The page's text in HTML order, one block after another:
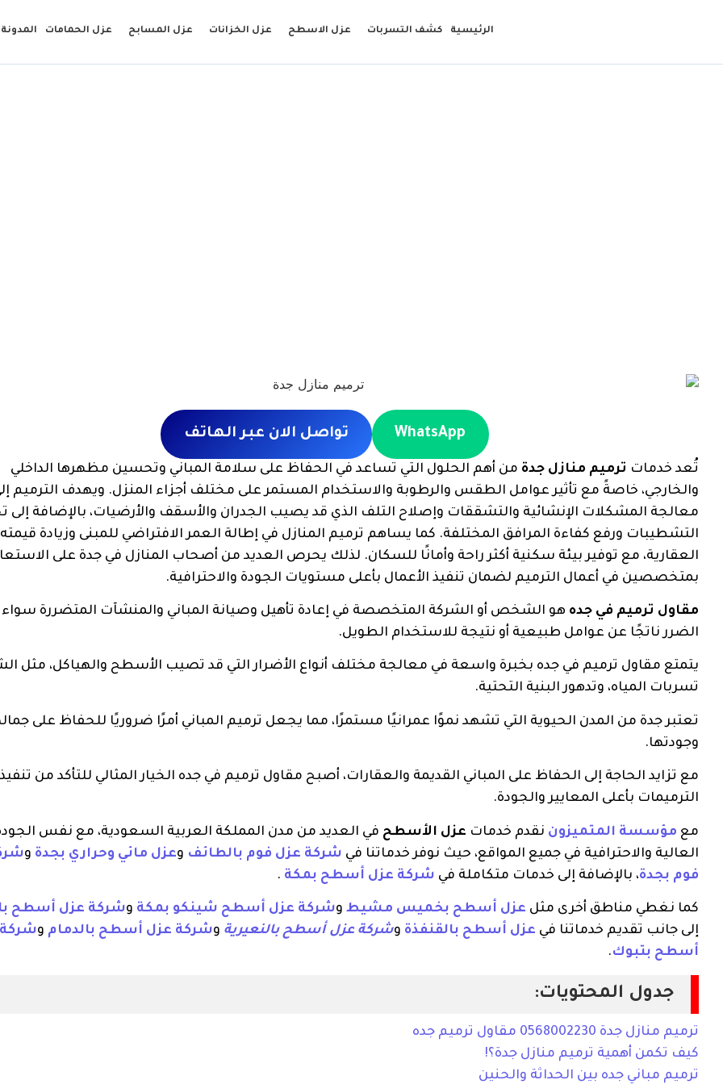
الرئيسية كشف التسربات عزل الاسطح عزل الخزانات عزل المسابح عزل الحمامات المدونة
WhatsApp تواصل الان عبر الهاتف
تُعد خدمات ترميم منازل جدة من أهم الحلول التي تساعد في الحفاظ على سلامة المباني وتحسين مظهرها الداخلي
والخارجي، خاصةً مع تأثير عوامل الطقس والرطوبة والاستخدام المستمر على مختلف أجزاء المنزل. ويهدف الترميم
معالجة المشكلات الإنشائية والتشققات وإصلاح التلف الذي قد يصيب الجدران والأسقف والأرضيات، بالإضافة إلى
التشطيبات ورفع كفاءة المرافق المختلفة. كما يساهم ترميم المنازل في إطالة العمر الافتراضي للمبنى وزيادة قيمته
العقارية، مع توفير بيئة سكنية أكثر راحة وأمانًا للسكان. لذلك يحرص العديد من أصحاب المنازل في جدة على
بمتخصصين في أعمال الترميم لضمان تنفيذ الأعمال بأعلى مستويات الجودة والاحترافية.
مقاول ترميم في جده هو الشخص أو الشركة المتخصصة في إعادة تأهيل وصيانة المباني والمنشآت المتضررة سواء
الضرر ناتجًا عن عوامل طبيعية أو نتيجة للاستخدام الطويل.
يتمتع مقاول ترميم في جده بخبرة واسعة في معالجة مختلف أنواع الأضرار التي قد تصيب الأسطح والهياكل، مثل
تسربات المياه، وتدهور البنية التحتية.
تعتبر جدة من المدن الحيوية التي تشهد نموًا عمرانيًا مستمرًا، مما يجعل ترميم المباني أمرًا ضروريًا للحفاظ على
وجودتها.
مع تزايد الحاجة إلى الحفاظ على المباني القديمة والعقارات، أصبح مقاول ترميم في جده الخيار المثالي للتأكد من تنفيذ
الترميمات بأعلى المعايير والجودة.
مع مؤسسة المتميزون نقدم خدمات عزل الأسطح في العديد من مدن المملكة العربية السعودية، مع نفس
العالية والاحترافية في جميع المواقع، حيث نوفر خدماتنا في شركة عزل فوم بالطائف وعزل مائي وحراري بجدة و
فوم بجدة، بالإضافة إلى خدمات متكاملة في شركة عزل أسطح بمكة .
كما نغطي مناطق أخرى مثل عزل أسطح بخميس مشيط وشركة عزل أسطح شينكو بمكة وشركة عزل أسطح
إلى جانب تقديم خدماتنا في عزل أسطح بالقنفذة وشركة عزل أسطح بالنعيرية وشركة عزل أسطح بالدمام و
أسطح بتبوك.
جدول المحتويات:
ترميم منازل جدة 0568002230 مقاول ترميم جده
كيف تكمن أهمية ترميم منازل جدة؟!
ترميم مباني جده بين الحداثة والحنين